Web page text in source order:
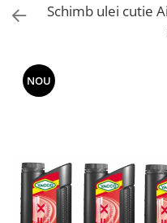
Schimb ulei cutie
NOU